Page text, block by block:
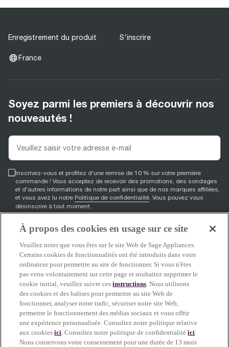
Enregistrement du produit S'inscrire
France
Soyez parmi les premiers à découvrir nos
nouveautés !
Inscrivez-vous et profitez d'une remise de 10 % sur votre première
commande ! Vous acceptez de recevoir des promotions, des sondages
et d'autres informations de notre part ainsi que de nos marques affiliées,
et vous avez lu notre Politique de confidentialité. Vous pouvez vous
désinscrire à tout moment.
S'inscrire
facebook
opens in new tab)
youtube
(opens in new tab)
instagram
(opens in new tab)
Soutien
À propos des cookies en usage sur ce site
Veuillez noter que vous êtes sur le site Web de Sage Appliances.
Certains cookies de fonctionnalités ont été introduits dans votre
ordinateur pour permettre au site de fonctionner. Si vous n'êtes
pas venu volontairement sur cette page et souhaitez supprimer le
cookie initial, veuillez suivre cesinstructions. Nous utilisons
des cookies et des balises pour permettre au site Web de
fonctionner, analyser notre trafic, sécuriser notre site Web,
permettre le fonctionnement des médias sociaux et vous offrir
une expérience personnalisée. Consultez notre politique relative
aux cookiesici. Consultez notre politique de confidentialitéici.
Nous conservons votre consentement pour une durée de 13 mois